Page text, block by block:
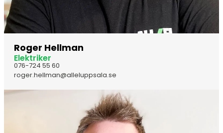
Roger Hellman
Elektriker
076-724 55 60
roger.hellman@alleluppsala.se